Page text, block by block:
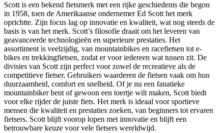
Scott is een bekend fietsmerk met een rijke geschiedenis die begon
in 1958, toen de Amerikaanse ondernemer Ed Scott het merk
oprichtte. Zijn focus lag op innovatie en kwaliteit, wat nog steeds de
basis is van het merk. Scott’s filosofie draait om het leveren van
geavanceerde technologieën en superieure prestaties. Het
assortiment is veelzijdig, van mountainbikes en racefietsen tot e-
bikes en trekkingfietsen, zodat er voor iedereen wat tussen zit. De
divisies van Scott zijn perfect voor zowel de recreatieve als de
competitieve fietser. Gebruikers waarderen de fietsen vaak om hun
duurzaamheid, comfort en snelheid. Of je nu een fanatieke
mountainbiker bent of gewoon een toertje wilt maken, Scott biedt
voor elke rijder de juiste fiets. Het merk is ideaal voor sportieve
mensen die kwaliteit en prestaties zoeken, van beginners tot ervaren
fietsers. Scott blijft voorop lopen met innovatie en blijft een
betrouwbare keuze voor vele fietsers wereldwijd.